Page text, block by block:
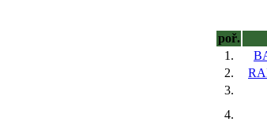
poř.
1.
2.
3.
4.